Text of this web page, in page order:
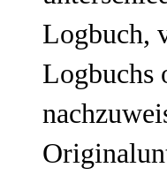
Logbuch,
Logbuchs